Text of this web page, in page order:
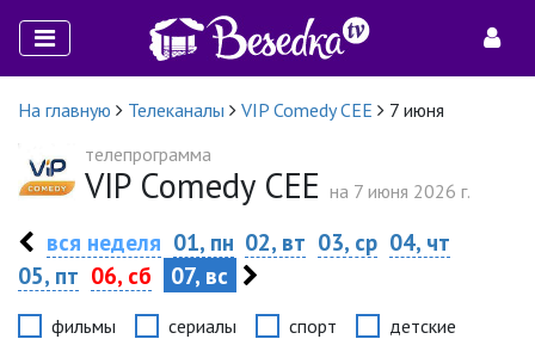
На главную Телеканалы VIP Comedy CEE
7 июня
телепрограмма
VIP Comedy CEE на 7 июня 2026 г.
вся неделя 01, пн 02, вт 03, ср 04, чт
05, пт 06, сб 07, вс
фильмы сериалы спорт детские